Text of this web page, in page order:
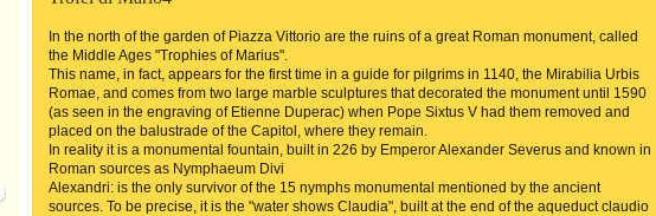
In the north of the garden of Piazza Vittorio are the ruins of a great Roman monument, called
the Middle Ages "Trophies of Marius".
This name, in fact, appears for the first time in a guide for pilgrims in 1140, the Mirabilia Urbis
Romae, and comes from two large marble sculptures that decorated the monument until 1590
(as seen in the engraving of Etienne Duperac) when Pope Sixtus V had them removed and
placed on the balustrade of the Capitol, where they remain.
In reality it is a monumental fountain, built in 226 by Emperor Alexander Severus and known in
Roman sources as Nymphaeum Divi
Alexandri: is the only survivor of the 15 nymphs monumental mentioned by the ancient
sources. To be precise, it is the "water shows Claudia", built at the end of the aqueduct claudio